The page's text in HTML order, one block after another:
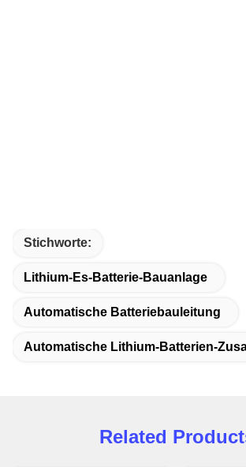
Stichworte:
Lithium-Es-Batterie-Bauanlage
Automatische Batteriebauleitung
Automatische Lithium-Batterien-
Related